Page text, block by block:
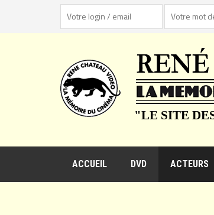
"LE SITE
ACCUEIL DVD ACTEURS